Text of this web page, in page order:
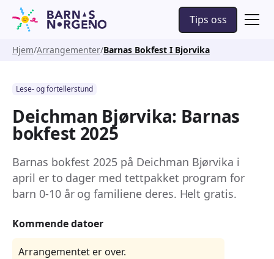
Tips oss
Hjem Arrangementer Barnas Bokfest I Bjorvika
Lese- og fortellerstund
Deichman Bjørvika: Barnas
bokfest 2025
Barnas bokfest 2025 på Deichman Bjørvika i
april er to dager med tettpakket program for
barn 0-10 år og familiene deres. Helt gratis.
Kommende datoer
Arrangementet er over.